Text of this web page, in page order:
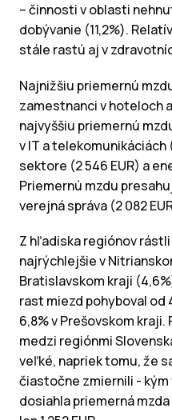
– činnosti v oblasti
dobývanie (11,2%).
stále rastú aj v
Najnižšiu priemernú
zamestnanci v hoteloch
najvyššiu priemernú
v IT a telekomunikáciách
sektore (2 546 EUR) a
Priemernú mzdu
verejná správa (2 082
Z hľadiska regiónov
najrýchlejšie v
Bratislavskom kraji
rast miezd pohyboval od
6,8% v Prešovskom
medzi regiónmi
veľké, napriek tomu, že
čiastočne zmiernili -
dosiahla priemerná mzda